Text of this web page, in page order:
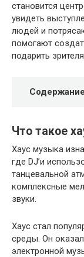
становится
увидеть
людей и
помогают
подарить
Содержание
Что такое
Хаус музыка
где DJ’и
танцевальной
комплексные
звуки.
Хаус стал
среды. Он
электронной